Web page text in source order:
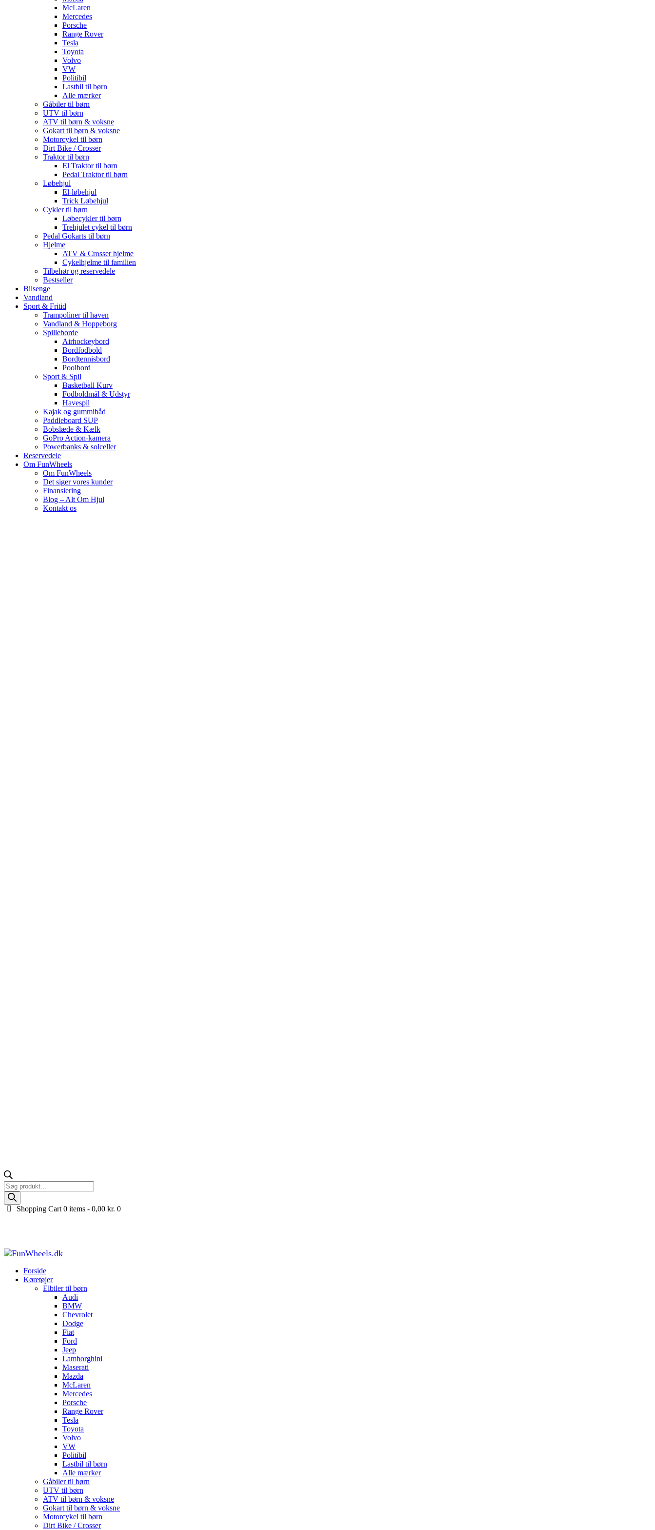
McLaren
Mercedes
Porsche
Range Rover
Tesla
Toyota
Volvo
VW
Politibil
Lastbil til børn
Alle mærker
Gåbiler til børn
UTV til børn
ATV til børn & voksne
Gokart til børn & voksne
Motorcykel til børn
Dirt Bike / Crosser
Traktor til børn
El Traktor til børn
Pedal Traktor til børn
Løbehjul
El-løbehjul
Trick Løbehjul
Cykler til børn
Løbecykler til børn
Trehjulet cykel til børn
Pedal Gokarts til børn
Hjelme
ATV & Crosser hjelme
Cykelhjelme til familien
Tilbehør og reservedele
Bestseller
Bilsenge
Vandland
Sport & Fritid
Trampoliner til haven
Vandland & Hoppeborg
Spilleborde
Airhockeybord
Bordfodbold
Bordtennisbord
Poolbord
Sport & Spil
Basketball Kurv
Fodboldmål & Udstyr
Havespil
Kajak og gummibåd
Paddleboard SUP
Bobslæde & Kælk
GoPro Action-kamera
Powerbanks & solceller
Reservedele
Om FunWheels
Om FunWheels
Det siger vores kunder
Finansiering
Blog – Alt Om Hjul
Kontakt os
Products
search
Shopping Cart 0 items -0,00kr. 0
Forside
Køretøjer
Elbiler til børn
Audi
BMW
Chevrolet
Dodge
Fiat
Ford
Jeep
Lamborghini
Maserati
Mazda
McLaren
Mercedes
Porsche
Range Rover
Tesla
Toyota
Volvo
VW
Politibil
Lastbil til børn
Alle mærker
Gåbiler til børn
UTV til børn
ATV til børn & voksne
Gokart til børn & voksne
Motorcykel til børn
Dirt Bike / Crosser